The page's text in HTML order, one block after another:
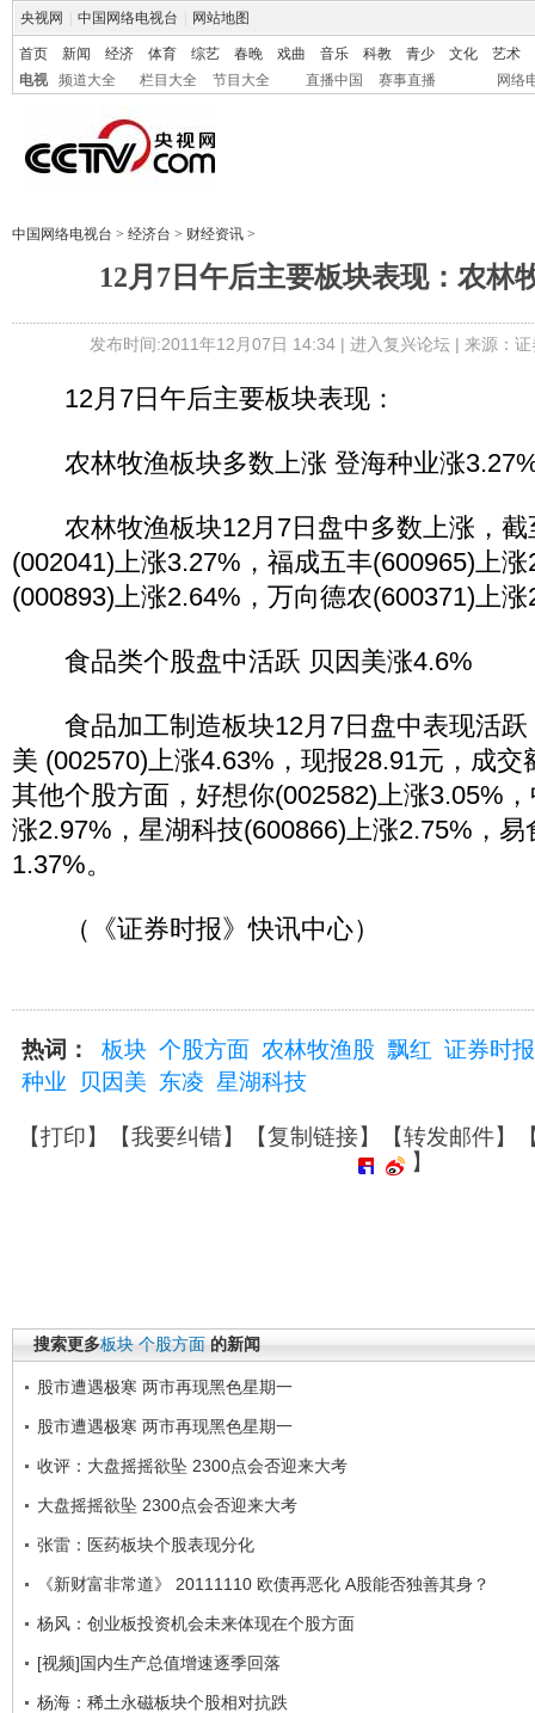
央视网 中国网络电视台 网站地图
首页 新闻 经济 体育 综艺 春晚 戏曲 音乐 科教 青少 文化
艺术
电视
频道大全 栏目大全 节目大全 直播中国 赛事直播 网络
中国网络电视台 > 经济台 > 财经资讯 >
12月7日午后主要板块表现：农林
发布时间:2011年12月07日 14:34 | 进入复兴论坛| 来源：
12月7日午后主要板块表现：
农林牧渔板块多数上涨 登海种业涨
农林牧渔板块12月7日盘中多数上涨，截
(002041)上涨3.27%，福成五丰(600965)上
(000893)上涨2.64%，万向德农(600371)上
食品类个股盘中活跃 贝因美涨4.6%
食品加工制造板块12月7日盘中表现活跃
美 (002570)上涨4.63%，现报28.91元，成交
其他个股方面，好想你(002582)上涨3.05%
涨2.97%，星湖科技(600866)上涨2.75%，
1.37%。
（《证券时报》快讯中心）
热词： 板块 个股方面 农林牧渔股 飘红 证券时报
种业
贝因美 东凌 星湖科技
【打印】【我要纠错】【复制链接】【转发邮件】
】
搜索更多板块 个股方面 的新闻
股市遭遇极寒 两市再现黑色星期一
股市遭遇极寒 两市再现黑色星期一
收评：大盘摇摇欲坠 2300点会否迎来大考
大盘摇摇欲坠 2300点会否迎来大考
张雷：医药板块个股表现分化
《新财富非常道》 20111110 欧债再恶化 A股能否独善其身？
杨风：创业板投资机会未来体现在个股方面
[视频]国内生产总值增速逐季回落
杨海：稀土永磁板块个股相对抗跌